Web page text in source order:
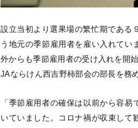
設立当初より選果場の繁忙期である
う地元の季節雇用者を雇い入れて
外からも季節雇用者の受け入れを開始
JAならけん西吉野柿部会の部長を務
「季節雇用者の確保は以前から容
いていました。コロナ禍が収束して